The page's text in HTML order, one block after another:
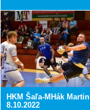
HKM Šaľa-MHák Martin
8.10.2022